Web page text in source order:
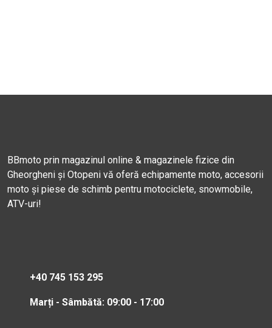
BBmoto prin magazinul online & magazinele fizice din
Gheorgheni și Otopeni vă oferă echipamente moto, accesorii
moto și piese de schimb pentru motociclete, snowmobile,
ATV-uri!
+40 745 153 295
Marți - Sâmbătă: 09:00 - 17:00